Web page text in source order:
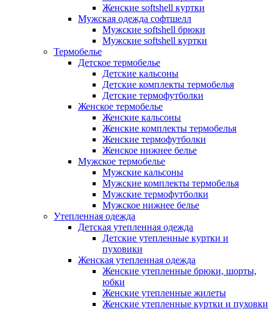
Женские softshell куртки
Мужская одежда софтшелл
Мужские softshell брюки
Мужские softshell куртки
Термобелье
Детское термобелье
Детские кальсоны
Детские комплекты термобелья
Детские термофутболки
Женское термобелье
Женские кальсоны
Женские комплекты термобелья
Женские термофутболки
Женское нижнее белье
Мужское термобелье
Мужские кальсоны
Мужские комплекты термобелья
Мужские термофутболки
Мужское нижнее белье
Утепленная одежда
Детская утепленная одежда
Детские утепленные куртки и
пуховики
Женская утепленная одежда
Женские утепленные брюки, шорты,
юбки
Женские утепленные жилеты
Женские утепленные куртки и пуховки